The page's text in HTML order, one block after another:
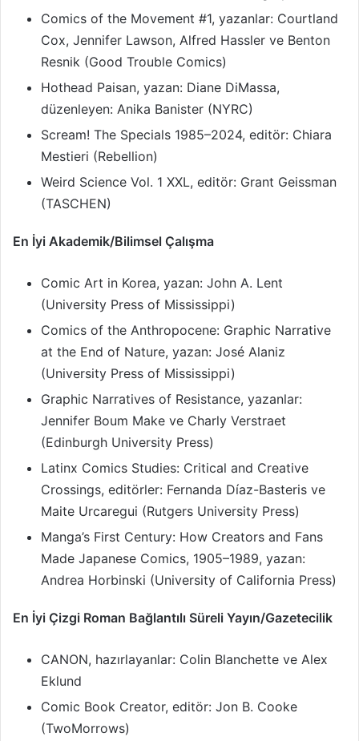
Comics of the Movement #1, yazanlar: Courtland
Cox, Jennifer Lawson, Alfred Hassler ve Benton
Resnik (Good Trouble Comics)
Hothead Paisan, yazan: Diane DiMassa,
düzenleyen: Anika Banister (NYRC)
Scream! The Specials 1985–2024, editör: Chiara
Mestieri (Rebellion)
Weird Science Vol. 1 XXL, editör: Grant Geissman
(TASCHEN)
En İyi Akademik/Bilimsel Çalışma
Comic Art in Korea, yazan: John A. Lent
(University Press of Mississippi)
Comics of the Anthropocene: Graphic Narrative
at the End of Nature, yazan: José Alaniz
(University Press of Mississippi)
Graphic Narratives of Resistance, yazanlar:
Jennifer Boum Make ve Charly Verstraet
(Edinburgh University Press)
Latinx Comics Studies: Critical and Creative
Crossings, editörler: Fernanda Díaz-Basteris ve
Maite Urcaregui (Rutgers University Press)
Manga’s First Century: How Creators and Fans
Made Japanese Comics, 1905–1989, yazan:
Andrea Horbinski (University of California Press)
En İyi Çizgi Roman Bağlantılı Süreli Yayın/Gazetecilik
CANON, hazırlayanlar: Colin Blanchette ve Alex
Eklund
Comic Book Creator, editör: Jon B. Cooke
(TwoMorrows)